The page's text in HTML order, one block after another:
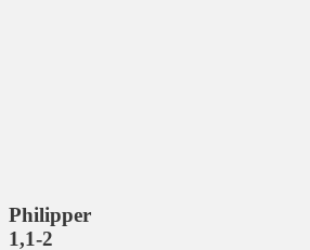
Philipper
1,1-2